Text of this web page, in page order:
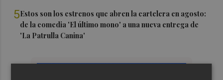
5Estos son los estrenos que abren la cartelera en agosto:
de la comedia 'El último mono' a una nueva entrega de
'La Patrulla Canina'